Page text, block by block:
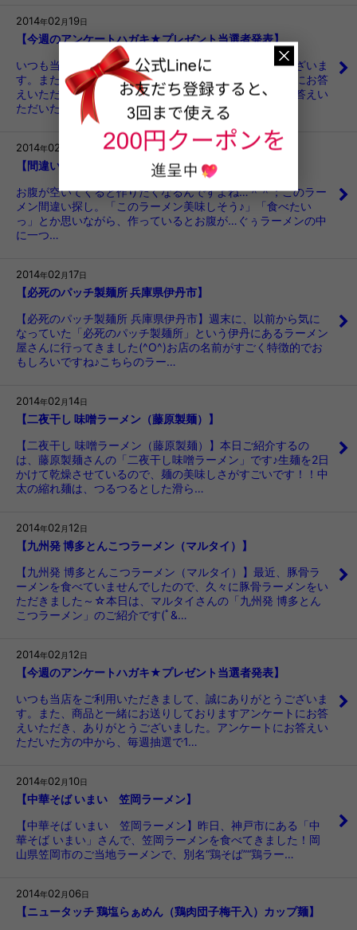
2014年02 月 19日
【今週のアンケートハガキ★プレゼント当選者発表】
いつも当店をご利用いただきまして、誠にありがとうございま
す。また、商品と一緒にお送りしておりますアンケートにお答
えいただき、ありがとうございました。アンケートにお答えい
ただいた方の中から、毎週抽選で1…
2014年02
【間違い探し】ラーメンの中に仲間はずれが…
お腹が空いてくると作りたくなるんですよね…＾＾；このラー
メン間違い探し。「このラーメン美味しそう♪」「食べたい
っ」とか思いながら、作っているとお腹が…ぐぅラーメンの中
に一つ…
2014年02 月 17日
【必死のパッチ製麺所 兵庫県伊丹市】
【必死のパッチ製麺所 兵庫県伊丹市】週末に、以前から気に
なっていた「必死のパッチ製麺所」という伊丹にあるラーメン
屋さんに行ってきました(^O^)お店の名前がすごく特徴的でお
もしろいですね♪こちらのラー…
2014年02 月 14日
【二夜干し 味噌ラーメン（藤原製麺）】
【二夜干し 味噌ラーメン（藤原製麺）】本日ご紹介するの
は、藤原製麺さんの「二夜干し味噌ラーメン」です♪生麺を2日
かけて乾燥させているので、麺の美味しさがすごいです！！中
太の縮れ麺は、つるつるとした滑ら…
2014年02 月 12 日
【九州発 博多とんこつラーメン（マルタイ）】
【九州発 博多とんこつラーメン（マルタイ）】最近、豚骨ラ
ーメンを食べていませんでしたので、久々に豚骨ラーメンをい
ただきました～☆本日は、マルタイさんの「九州発 博多とん
こつラーメン」のご紹介です(ﾟ&…
2014年02 月 12 日
【今週のアンケートハガキ★プレゼント当選者発表】
いつも当店をご利用いただきまして、誠にありがとうございま
す。また、商品と一緒にお送りしておりますアンケートにお答
えいただき、ありがとうございました。アンケートにお答えい
ただいた方の中から、毎週抽選で1…
2014年02 月 10日
【中華そば いまい 笠岡ラーメン】
【中華そば いまい 笠岡ラーメン】昨日、神戸市にある「中
華そば いまい」さんで、笠岡ラーメンを食べてきました！岡
山県笠岡市のご当地ラーメンで、別名“鶏そば”“鶏ラー…
2014年02 月 06 日
【ニュータッチ 鶏塩らぁめん（鶏肉団子梅干入）カップ麺】